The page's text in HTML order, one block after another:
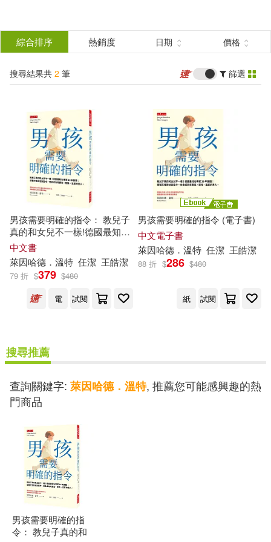
結
分類 (單選)
所有商品(2) 圖書(1)
電子書(1)
作者 (可複選)
萊因哈德．溫特(2)
出版社 (可複選)
可港澳店取(1)
可新加坡店取(1)
可菲律賓店取(1)
綜合排序 熱銷度 日期 價格
搜尋結果共 2 筆 篩選
男孩需要明確的指令： 教兒子
真的和女兒不一樣!德國最知名
專家30年實踐：順著天性對他
說指令，他會成為有勇氣、韌
性、溫度的男人。
中文書
萊因哈德 ． 溫特 任潔 王皓潔
79 折 $379 $480
電
試閱
男孩需要明確的指令 (電子書)
中文電子書
萊因哈德 ． 溫特 任潔 王皓潔
88 折 $286 $480
紙 試閱
搜尋推薦
查詢關鍵字: 萊因哈德．溫特, 推薦您可能感興趣的熱
門商品
男孩需要明確的指
令： 教兒子真的和